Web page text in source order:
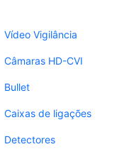
Vídeo Vigilância
Câmaras HD-CVI
Bullet
Caixas de ligações
Detectores